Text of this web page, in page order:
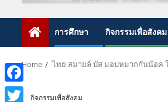
การศึกษา กิจกรรมเพื่อสังคม
Home ไทย สมายล์ บัส มอบหมวกกันน้อค
กิจกรรมเพื่อสังคม
Facebook